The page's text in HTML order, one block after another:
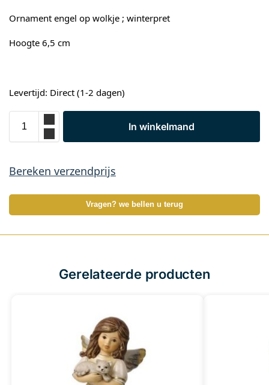
Ornament engel op wolkje ; winterpret
Hoogte 6,5 cm
Levertijd: Direct (1-2 dagen)
In winkelmand
Bereken verzendprijs
Vragen? we bellen u terug
Gerelateerde producten